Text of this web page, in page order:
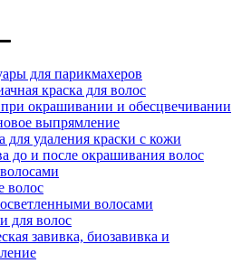
для парикмахеров
краска для волос
окрашивании и обесцвечивании
выпрямление
для удаления краски с кожи
до и после окрашивания волос
волос
волосами
для волос
завивка, биозавивка и